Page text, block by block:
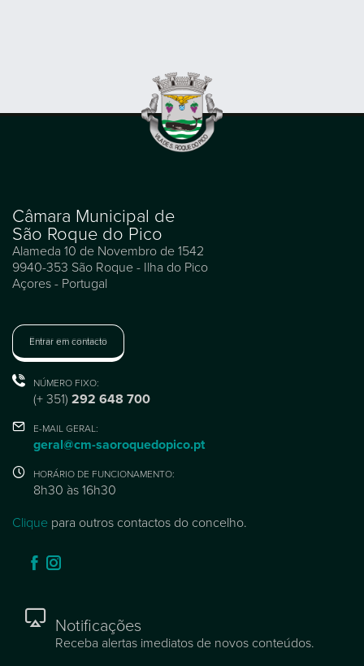
Câmara Municipal de
São Roque do Pico
Alameda 10 de Novembro de 1542
9940-353 São Roque - Ilha do Pico
Açores - Portugal
Entrar em contacto
NÚMERO FIXO:
(+ 351) 292 648 700
E-MAIL GERAL:
geral@cm-saoroquedopico.pt
HORÁRIO DE FUNCIONAMENTO:
8h30 às 16h30
Clique para outros contactos do concelho.
Notificações
Receba alertas imediatos de novos conteúdos.